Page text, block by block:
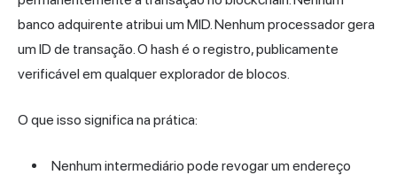
banco adquirente atribui um MID. Nenhum processador gera
um ID de transação. O hash é o registro, publicamente
verificável em qualquer explorador de blocos.
O que isso significa na prática:
Nenhum intermediário pode revogar um endereço